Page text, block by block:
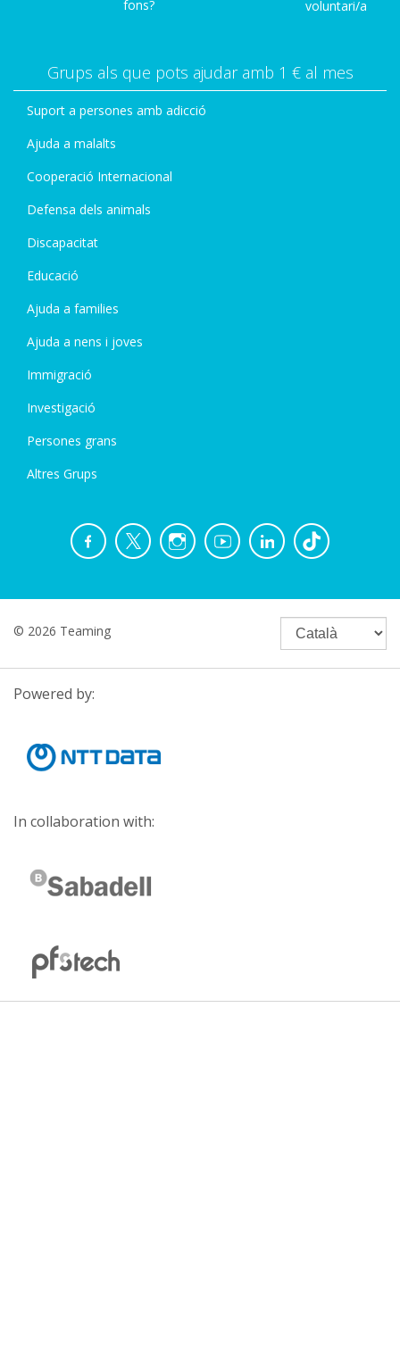
fons?
voluntari/a
Grups als que pots ajudar amb 1 € al mes
Suport a persones amb adicció
Ajuda a malalts
Cooperació Internacional
Defensa dels animals
Discapacitat
Educació
Ajuda a families
Ajuda a nens i joves
Immigració
Investigació
Persones grans
Altres Grups
© 2026 Teaming
Powered by:
In collaboration with: